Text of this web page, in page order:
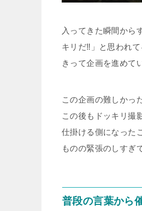
入ってきた瞬間から
キリだ‼︎」と思われ
きって企画を進めて
この企画の難しかっ
この後もドッキリ撮
仕掛ける側になった
ものの緊張のしすぎ
普段の言葉から